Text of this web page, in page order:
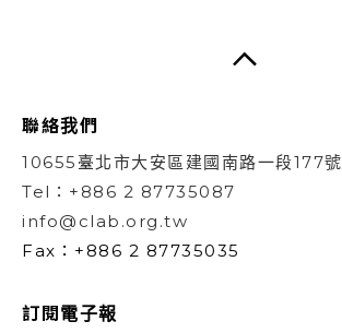
聯絡我們
10655臺北市大安區建國南路一段177號
Tel：+886 2 87735087
info@clab.org.tw
Fax：+886 2 87735035
訂閱電子報